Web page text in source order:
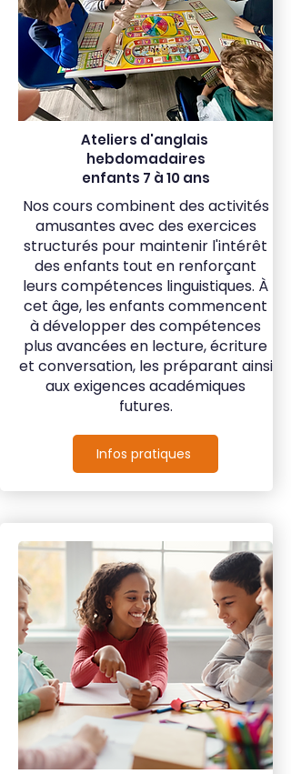
Ateliers d'anglais
hebdomadaires
enfants 7 à 10 ans
Nos cours combinent des activités
amusantes avec des exercices
structurés pour maintenir l'intérêt
des enfants tout en renforçant
leurs compétences linguistiques. À
cet âge, les enfants commencent
à développer des compétences
plus avancées en lecture, écriture
et conversation, les préparant ainsi
aux exigences académiques
futures.
Infos pratiques